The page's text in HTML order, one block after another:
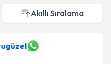
Akıllı Sıralama